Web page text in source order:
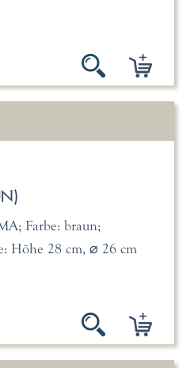
Farbe: braun;
Höhe 28 cm, ⌀ 26 cm